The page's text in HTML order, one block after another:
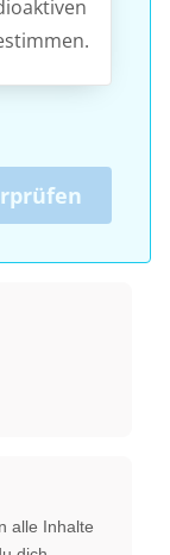
alle Inhalte